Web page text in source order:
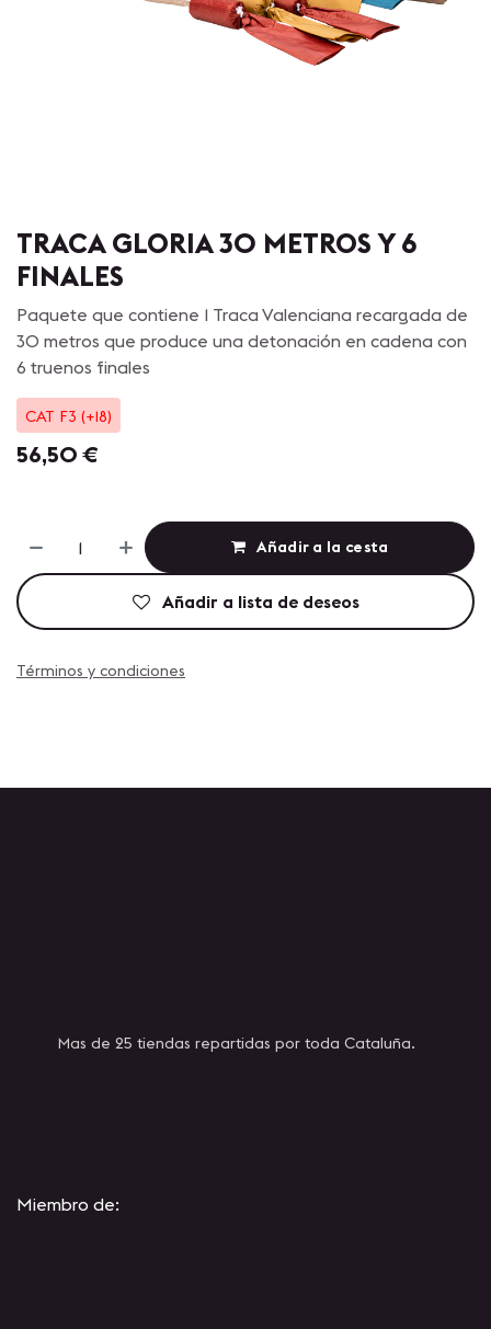
TRACA GLORIA 30 METROS Y 6
FINALES
Paquete que contiene 1 Traca Valenciana recargada de
30 metros que produce una detonación en cadena con
6 truenos finales
CAT F3 (+18)
56,50 €
Añadir a la cesta
Añadir a lista de deseos
Términos y condiciones
Mas de 25 tiendas repartidas por toda Cataluña.
Miembro de: